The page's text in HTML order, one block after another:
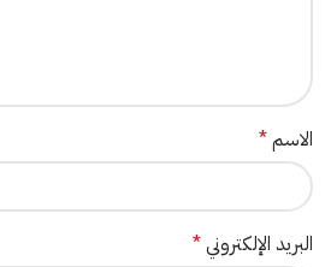
الاسم*
البريد الإلكتروني*